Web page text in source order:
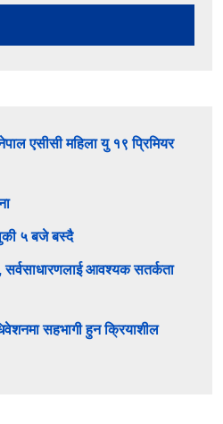
एसीसी महिला यु १९ प्रिमियर
५ बजे बस्दै
सर्वसाधारणलाई आवश्यक सतर्कता
सहभागी हुन क्रियाशील